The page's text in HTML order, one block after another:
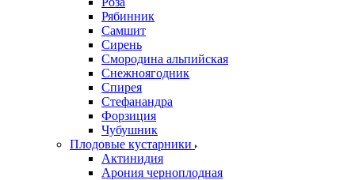
Рябинник
Самшит
Сирень
Смородина альпийская
Снежноягодник
Спирея
Стефанандра
Форзиция
Чубушник
Плодовые кустарники
Актинидия
Арония черноплодная